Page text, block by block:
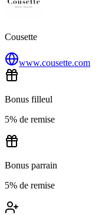
Cousette
www.cousette.com
Bonus filleul
5% de remise
Bonus parrain
5% de remise